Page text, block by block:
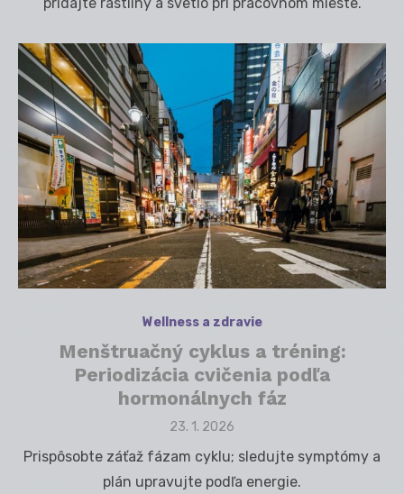
Wellness a zdravie
Menštruačný cyklus a tréning:
Periodizácia cvičenia podľa
hormonálnych fáz
Posted
23. 1. 2026
Prispôsobte záťaž fázam cyklu; sledujte symptómy a
plán upravujte podľa energie.